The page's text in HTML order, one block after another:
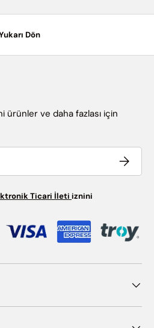
Dön
ürünler ve daha fazlası için
Abone ol
Ticari İleti iznini